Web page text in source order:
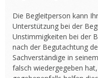
Die Begleitperson kann
Unterstützung bei der
Unstimmigkeiten bei der
nach der Begutachtung
Sachverständige in
falsch wiedergegeben